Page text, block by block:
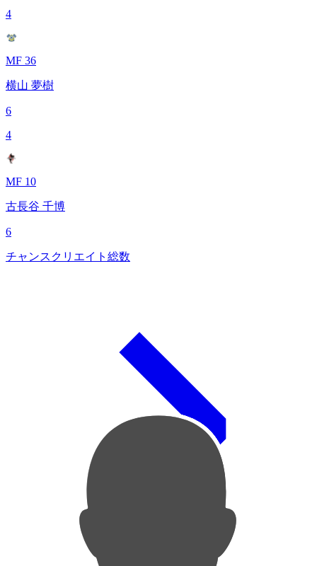
4
MF 36
横山 夢樹
6
4
MF 10
古長谷 千博
6
チャンスクリエイト総数